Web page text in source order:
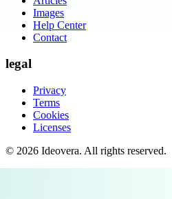
Images
Help Center
Contact
legal
Privacy
Terms
Cookies
Licenses
© 2026 Ideovera. All rights reserved.